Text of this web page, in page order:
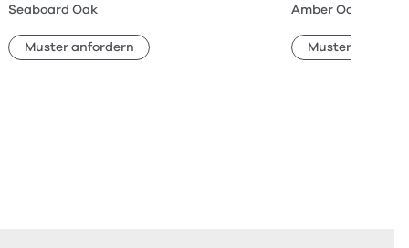
Seaboard Oak
Muster anfordern
Amber Oak
Muster